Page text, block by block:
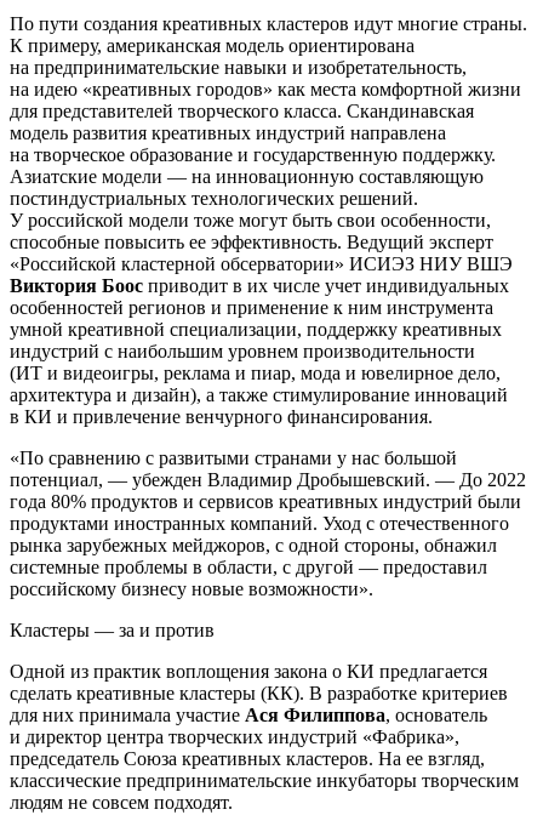
По пути создания креативных кластеров идут многие страны.
К примеру, американская модель ориентирована
на предпринимательские навыки и изобретательность,
на идею «креативных городов» как места комфортной жизни
для представителей творческого класса. Скандинавская
модель развития креативных индустрий направлена
на творческое образование и государственную поддержку.
Азиатские модели — на инновационную составляющую
постиндустриальных технологических решений.
У российской модели тоже могут быть свои особенности,
способные повысить ее эффективность. Ведущий эксперт
«Российской кластерной обсерватории» ИСИЭЗ НИУ ВШЭ
Виктория Боос приводит в их числе учет индивидуальных
особенностей регионов и применение к ним инструмента
умной креативной специализации, поддержку креативных
индустрий с наибольшим уровнем производительности
(ИТ и видеоигры, реклама и пиар, мода и ювелирное дело,
архитектура и дизайн), а также стимулирование инноваций
в КИ и привлечение венчурного финансирования.
«По сравнению с развитыми странами у нас большой
потенциал, — убежден Владимир Дробышевский. — До 2022
года 80% продуктов и сервисов креативных индустрий были
продуктами иностранных компаний. Уход с отечественного
рынка зарубежных мейджоров, с одной стороны, обнажил
системные проблемы в области, с другой — предоставил
российскому бизнесу новые возможности».
Кластеры — за и против
Одной из практик воплощения закона о КИ предлагается
сделать креативные кластеры (КК). В разработке критериев
для них принимала участие Ася Филиппова, основатель
и директор центра творческих индустрий «Фабрика»,
председатель Союза креативных кластеров. На ее взгляд,
классические предпринимательские инкубаторы творческим
людям не совсем подходят.